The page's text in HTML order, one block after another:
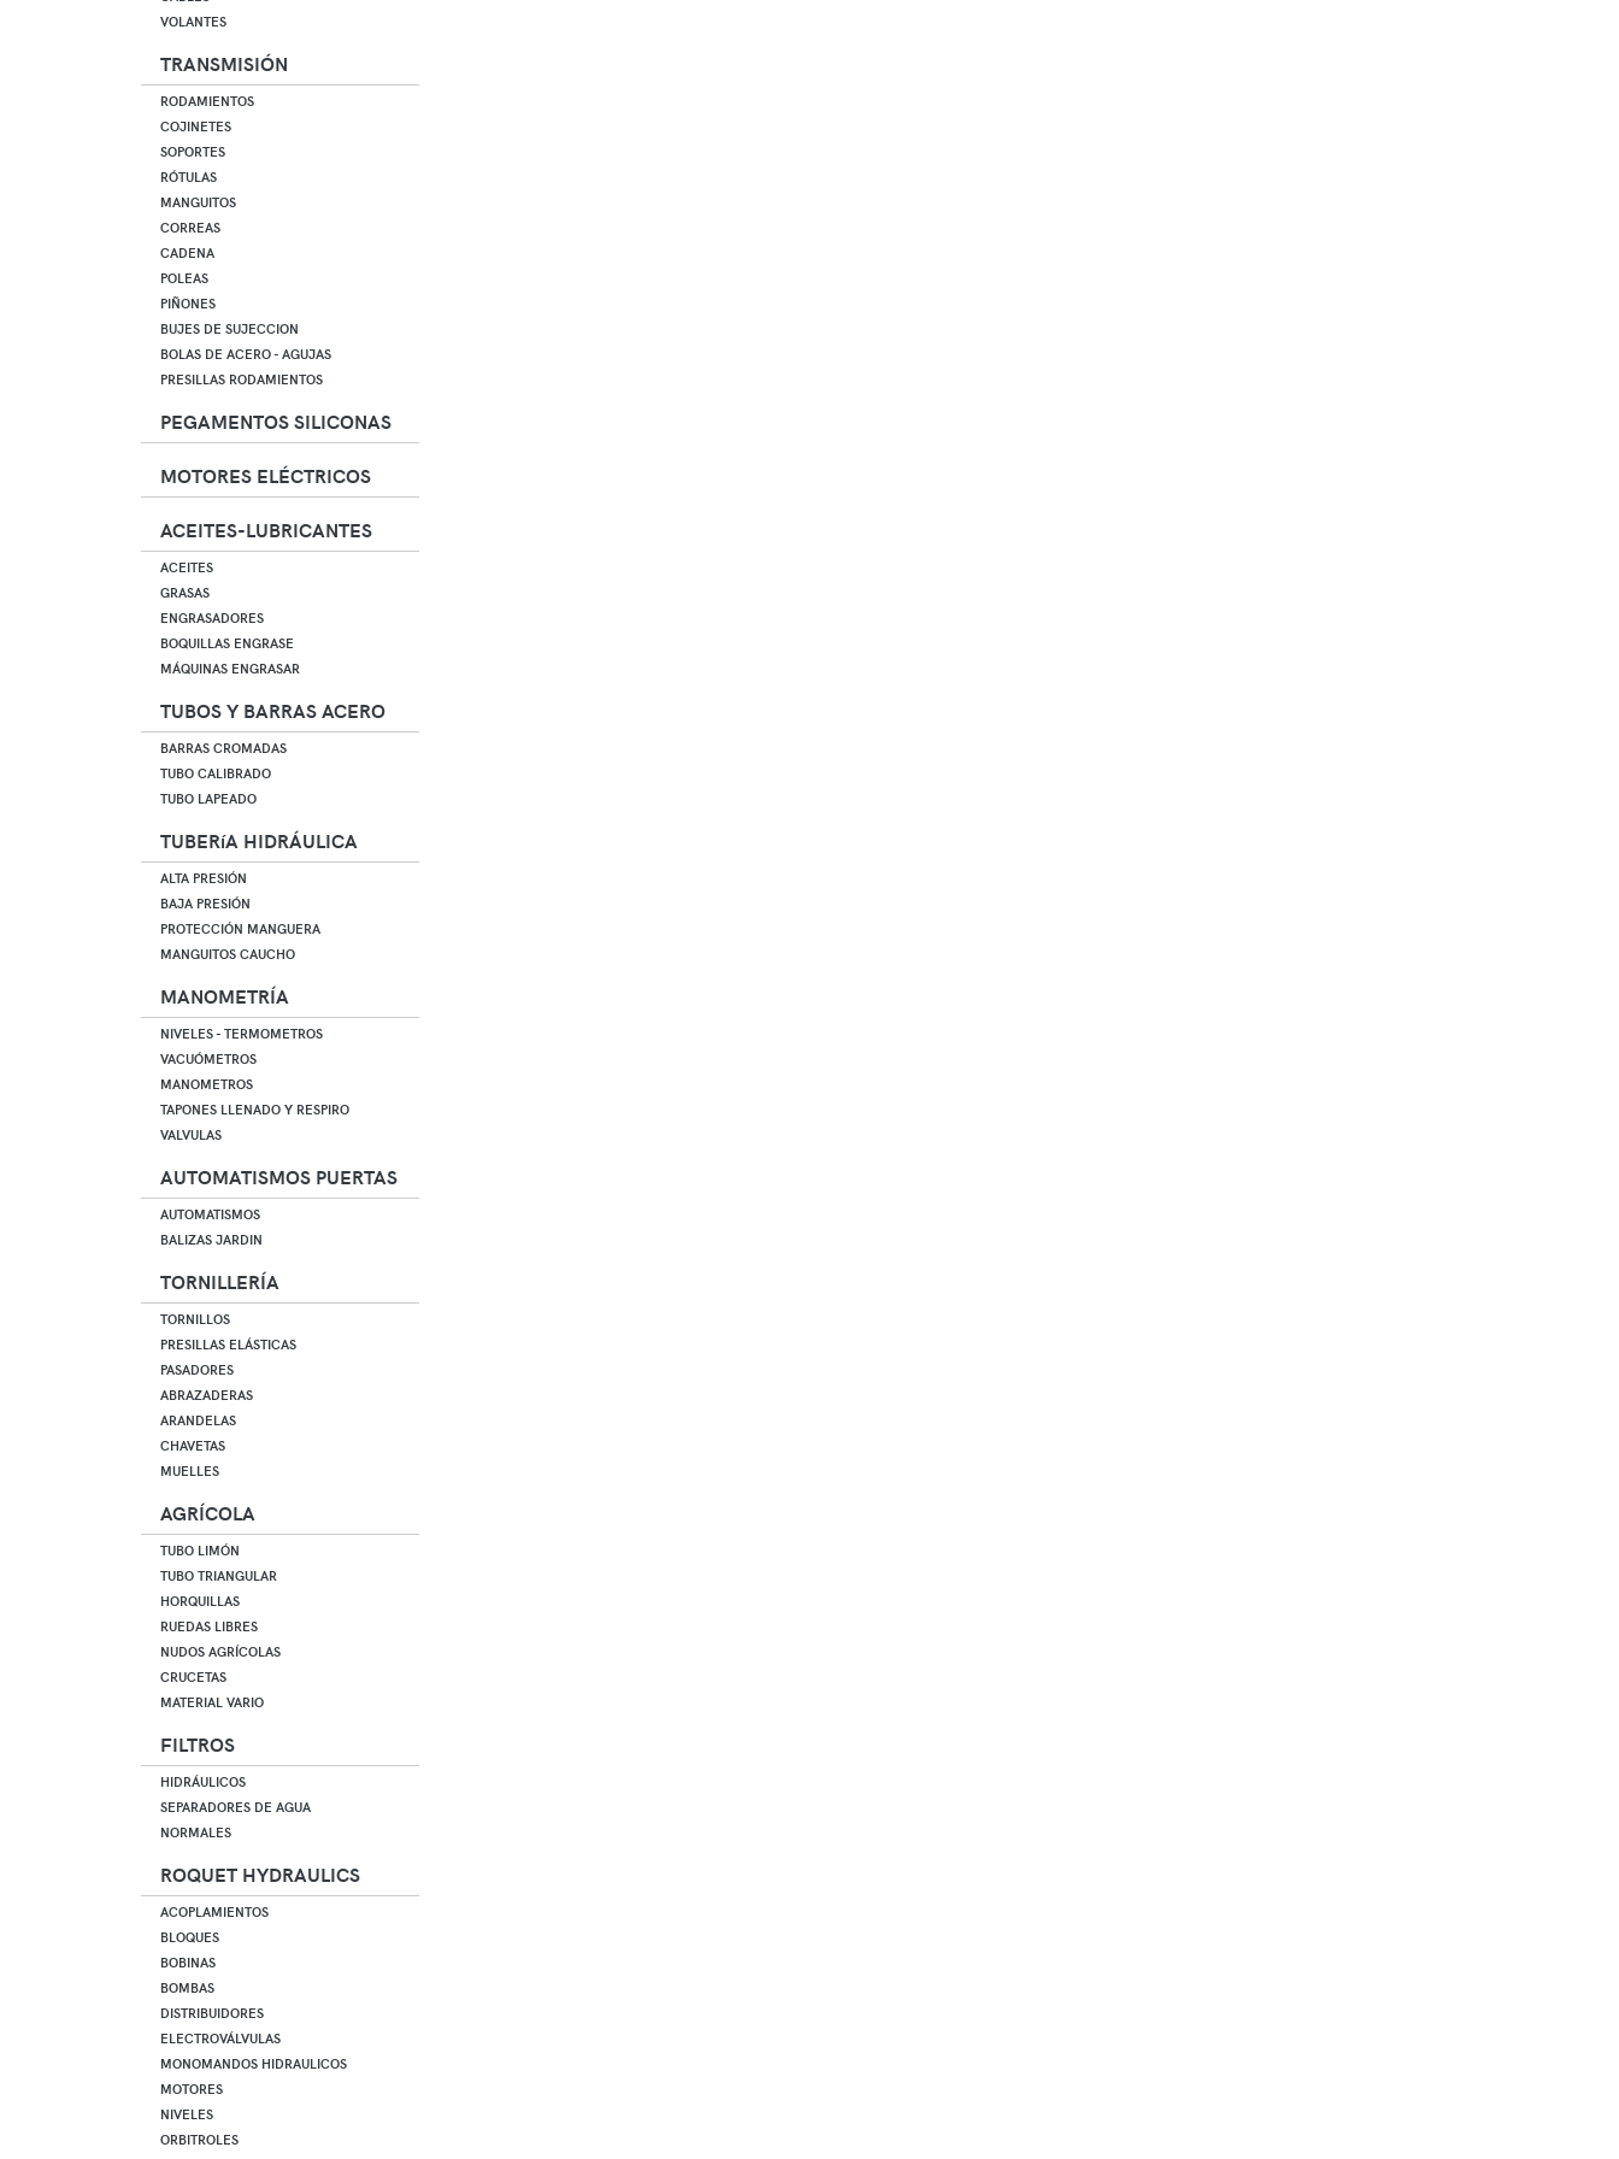
VOLANTES
TRANSMISIÓN
RODAMIENTOS
COJINETES
SOPORTES
RÓTULAS
MANGUITOS
CORREAS
CADENA
POLEAS
PIÑONES
BUJES DE SUJECCION
BOLAS DE ACERO - AGUJAS
PRESILLAS RODAMIENTOS
PEGAMENTOS SILICONAS
MOTORES ELÉCTRICOS
ACEITES-LUBRICANTES
ACEITES
GRASAS
ENGRASADORES
BOQUILLAS ENGRASE
MÁQUINAS ENGRASAR
TUBOS Y BARRAS ACERO
BARRAS CROMADAS
TUBO CALIBRADO
TUBO LAPEADO
TUBERíA HIDRÁULICA
ALTA PRESIÓN
BAJA PRESIÓN
PROTECCIÓN MANGUERA
MANGUITOS CAUCHO
MANOMETRÍA
NIVELES - TERMOMETROS
VACUÓMETROS
MANOMETROS
TAPONES LLENADO Y RESPIRO
VALVULAS
AUTOMATISMOS PUERTAS
AUTOMATISMOS
BALIZAS JARDIN
TORNILLERÍA
TORNILLOS
PRESILLAS ELÁSTICAS
PASADORES
ABRAZADERAS
ARANDELAS
CHAVETAS
MUELLES
AGRÍCOLA
TUBO LIMÓN
TUBO TRIANGULAR
HORQUILLAS
RUEDAS LIBRES
NUDOS AGRÍCOLAS
CRUCETAS
MATERIAL VARIO
FILTROS
HIDRÁULICOS
SEPARADORES DE AGUA
NORMALES
ROQUET HYDRAULICS
ACOPLAMIENTOS
BLOQUES
BOBINAS
BOMBAS
DISTRIBUIDORES
ELECTROVÁLVULAS
MONOMANDOS HIDRAULICOS
MOTORES
NIVELES
ORBITROLES